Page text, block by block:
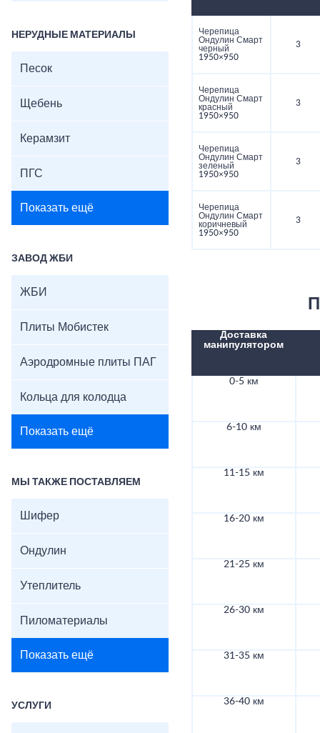
НЕРУДНЫЕ МАТЕРИАЛЫ
Песок
Щебень
Керамзит
ПГС
Показать ещё
ЗАВОД ЖБИ
ЖБИ
Плиты Мобистек
Аэродромные плиты ПАГ
Кольца для колодца
Показать ещё
МЫ ТАКЖЕ ПОСТАВЛЯЕМ
Шифер
Ондулин
Утеплитель
Пиломатериалы
Показать ещё
УСЛУГИ
Черепица
Ондулин Смарт
черный
1950×950
3
Черепица
Ондулин Смарт
красный
1950×950
3
Черепица
Ондулин Смарт
зеленый
1950×950
3
Черепица
Ондулин Смарт
коричневый
1950×950
3
Доставка
манипулятором
0-5 км
6-10 км
11-15 км
16-20 км
21-25 км
26-30 км
31-35 км
36-40 км